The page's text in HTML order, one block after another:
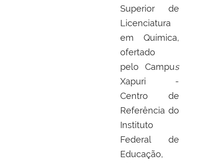
Superior de
Licenciatura
em Química,
ofertado
pelo Campus
Xapuri -
Centro de
Referência do
Instituto
Federal de
Educação,